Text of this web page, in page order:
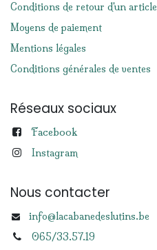
Conditions de retour d'un article
Moyens de paiement
Mentions légales
Conditions générales de ventes
Réseaux sociaux
Facebook
Instagram
Nous contacter
info@lacabanedeslutins.be
065/33.57.19